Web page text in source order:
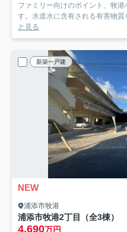
ファミリー向けのポイント、牧
す。水道水に含有される有害物
と見る
新築一戸建
NEW
浦添市牧港
浦添市牧港2丁目（全3棟）
4,690万円